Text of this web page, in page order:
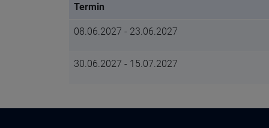
Termin
08.06.2027 - 23.06.2027
30.06.2027 - 15.07.2027